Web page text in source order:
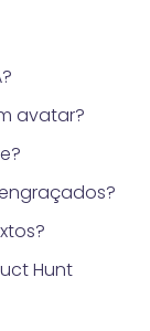
avatar?
Hunt